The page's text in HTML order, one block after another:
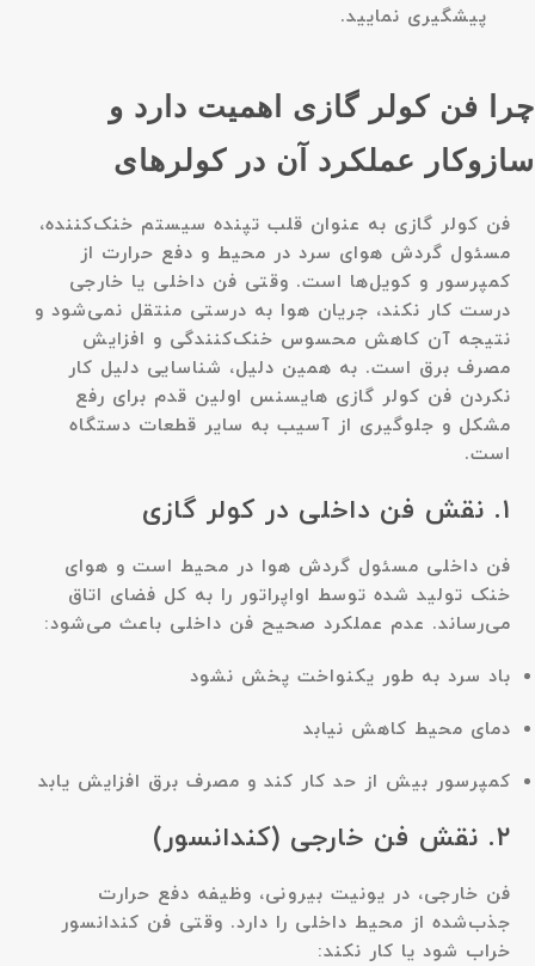
پیشگیری نمایید.
چرا فن کولر گازی اهمیت دارد و
سازوکار عملکرد آن در کولرهای
فن کولر گازی به عنوان قلب تپنده سیستم خنک‌کننده،
مسئول گردش هوای سرد در محیط و دفع حرارت از
کمپرسور و کویل‌ها است. وقتی فن داخلی یا خارجی
درست کار نکند، جریان هوا به درستی منتقل نمی‌شود و
نتیجه آن کاهش محسوس خنک‌کنندگی و افزایش
مصرف برق است. به همین دلیل، شناسایی دلیل کار
نکردن فن کولر گازی هایسنس اولین قدم برای رفع
مشکل و جلوگیری از آسیب به سایر قطعات دستگاه
است.
۱. نقش فن داخلی در کولر گازی
فن داخلی مسئول گردش هوا در محیط است و هوای
خنک تولید شده توسط اواپراتور را به کل فضای اتاق
می‌رساند. عدم عملکرد صحیح فن داخلی باعث می‌شود:
باد سرد به طور یکنواخت پخش نشود
دمای محیط کاهش نیابد
کمپرسور بیش از حد کار کند و مصرف برق افزایش یابد
۲. نقش فن خارجی (کندانسور)
فن خارجی، در یونیت بیرونی، وظیفه دفع حرارت
جذب‌شده از محیط داخلی را دارد. وقتی فن کندانسور
خراب شود یا کار نکند: